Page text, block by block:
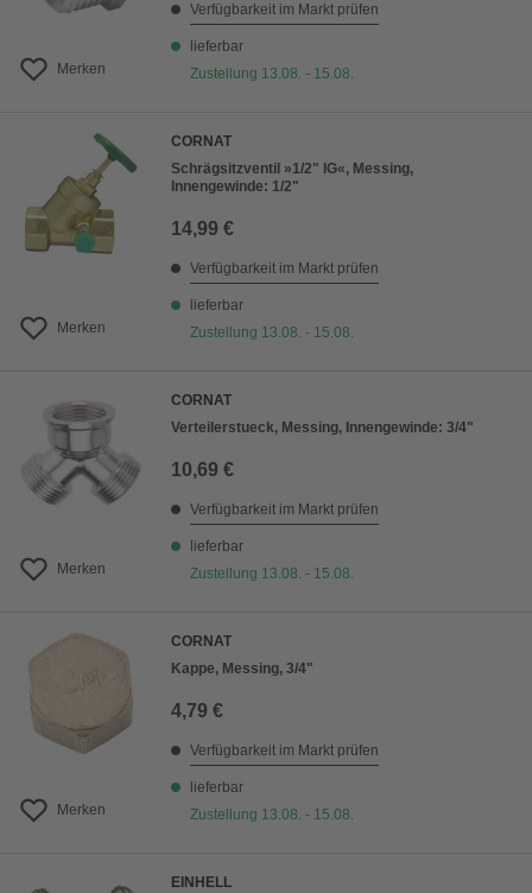
Merken
Verfügbarkeit im Markt prüfen
lieferbar
Zustellung 13.08. - 15.08.
Merken
CORNAT
Schrägsitzventil »1/2" IG«, Messing,
Innengewinde: 1/2"
14,99 €
Verfügbarkeit im Markt prüfen
lieferbar
Zustellung 13.08. - 15.08.
Merken
CORNAT
Verteilerstueck, Messing, Innengewinde: 3/4"
10,69 €
Verfügbarkeit im Markt prüfen
lieferbar
Zustellung 13.08. - 15.08.
Merken
CORNAT
Kappe, Messing, 3/4"
4,79 €
Verfügbarkeit im Markt prüfen
lieferbar
Zustellung 13.08. - 15.08.
EINHELL